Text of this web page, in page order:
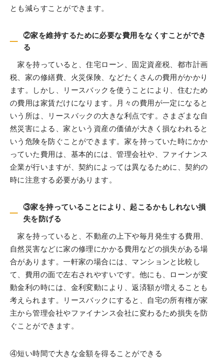
とも減らすことができます。
②家を維持するために必要な費用をなくすことができ
る
家を持っていると、住宅ローン、固定資産税、都市計画
税、家の修繕費、火災保険、などたくさんの費用がかかり
ます。しかし、リースバックを使うことにより、住むため
の費用は家賃だけになります。月々の費用が一定になると
いう所は、リースバックの大きな利点です。さまざまな自
然災害による、家という資産の価値が大きく損なわれると
いう危険を防ぐことができます。家を持っていた時にかか
っていた費用は、基本的には、管理会社や、ファイナンス
企業が行いますが、契約によっては異なるために、契約の
時に注意する必要があります。
③家を持っていることにより、起こるかもしれない損
失を防げる
家を持っていると、不動産の上下や毎月発生する費用、
自然災害などに家の修理にかかる費用などの損失がある場
合があります。一軒家の場合には、マンションと比較し
て、費用の面で左右されやすいです。他にも、ローンが変
動金利の時には、金利変動により、返済額が増えることも
考えられます。リースバックにすると、自宅の所有権が家
主から管理会社やファイナンス会社に変わるため損失を防
ぐことができます。
④短い時間で大きな金額を得ることができる